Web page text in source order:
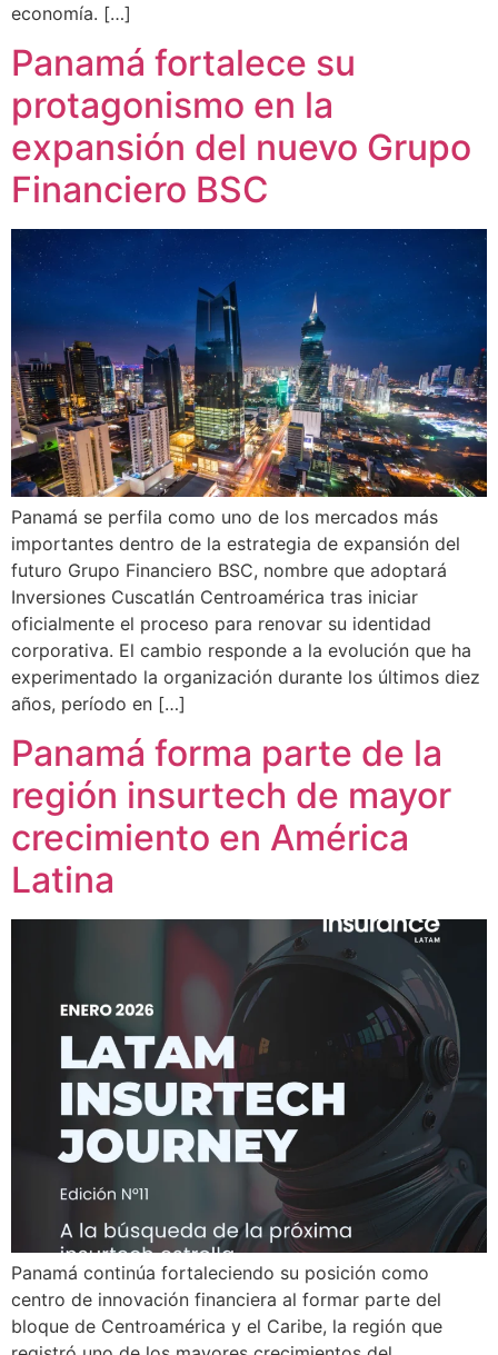
economía. […]
Panamá fortalece su
protagonismo en la
expansión del nuevo Grupo
Financiero BSC
Panamá se perfila como uno de los mercados más
importantes dentro de la estrategia de expansión del
futuro Grupo Financiero BSC, nombre que adoptará
Inversiones Cuscatlán Centroamérica tras iniciar
oficialmente el proceso para renovar su identidad
corporativa. El cambio responde a la evolución que ha
experimentado la organización durante los últimos diez
años, período en […]
Panamá forma parte de la
región insurtech de mayor
crecimiento en América
Latina
Panamá continúa fortaleciendo su posición como
centro de innovación financiera al formar parte del
bloque de Centroamérica y el Caribe, la región que